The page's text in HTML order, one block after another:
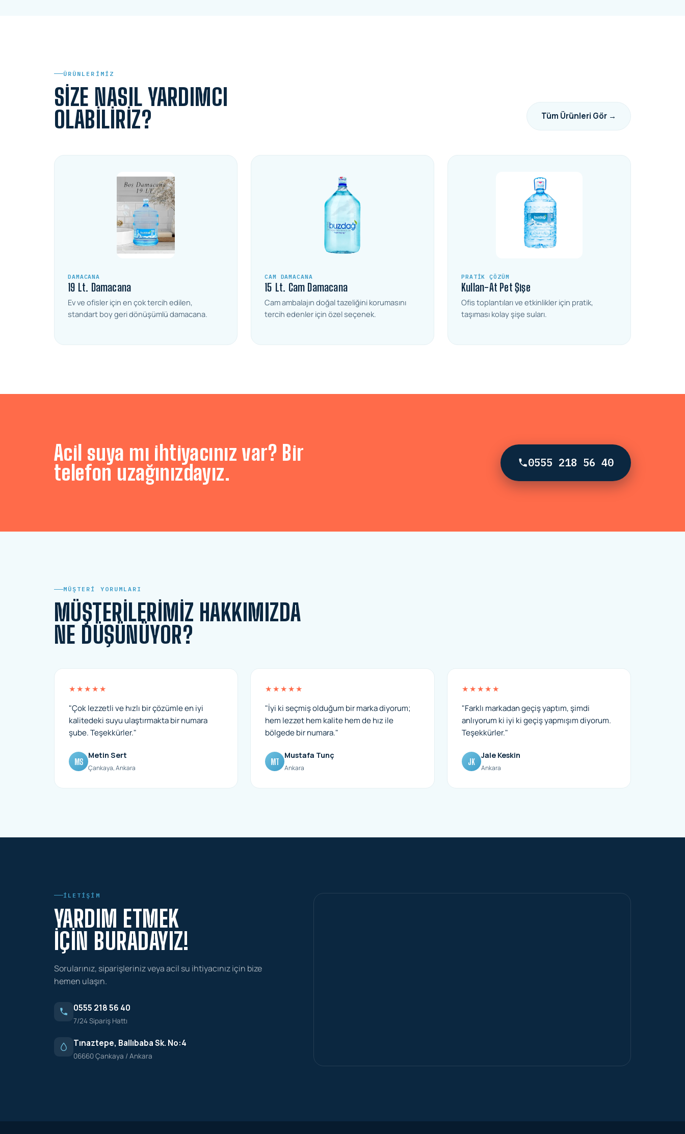
ÜRÜNLERIMIZ
SIZE NASIL YARDIMCI
OLABILIRIZ? Tüm Ürünleri Gör →
DAMACANA
19 Lt. Damacana
Ev ve ofisler için en çok tercih edilen,
standart boy geri dönüşümlü damacana.
CAM DAMACANA
15 Lt. Cam Damacana
Cam ambalajın doğal tazeliğini korumasını
tercih edenler için özel seçenek.
PRATIK ÇÖZÜM
Kullan-At Pet Şişe
Ofis toplantıları ve etkinlikler için pratik,
taşıması kolay şişe suları.
Acil suya mı ihtiyacınız var? Bir
telefon uzağınızdayız. 0555 218 56 40
MÜŞTERI YORUMLARI
MÜŞTERILERIMIZ HAKKIMIZDA
NE DÜŞÜNÜYOR?
★★★★★
"Çok lezzetli ve hızlı bir çözümle en iyi
kalitedeki suyu ulaştırmakta bir numara
şube. Teşekkürler."
MS
Metin Sert
Çankaya, Ankara
★★★★★
"İyi ki seçmiş olduğum bir marka diyorum;
hem lezzet hem kalite hem de hız ile
bölgede bir numara."
MT
Mustafa Tunç
Ankara
★★★★★
"Farklı markadan geçiş yaptım, şimdi
anlıyorum ki iyi ki geçiş yapmışım diyorum.
Teşekkürler."
JK
Jale Keskin
Ankara
İLETIŞIM
YARDIM ETMEK
İÇIN BURADAYIZ!
Sorularınız, siparişleriniz veya acil su ihtiyacınız için bize
hemen ulaşın.
0555 218 56 40
7/24 Sipariş Hattı
Tınaztepe, Ballıbaba Sk. No:4
06660 Çankaya / Ankara